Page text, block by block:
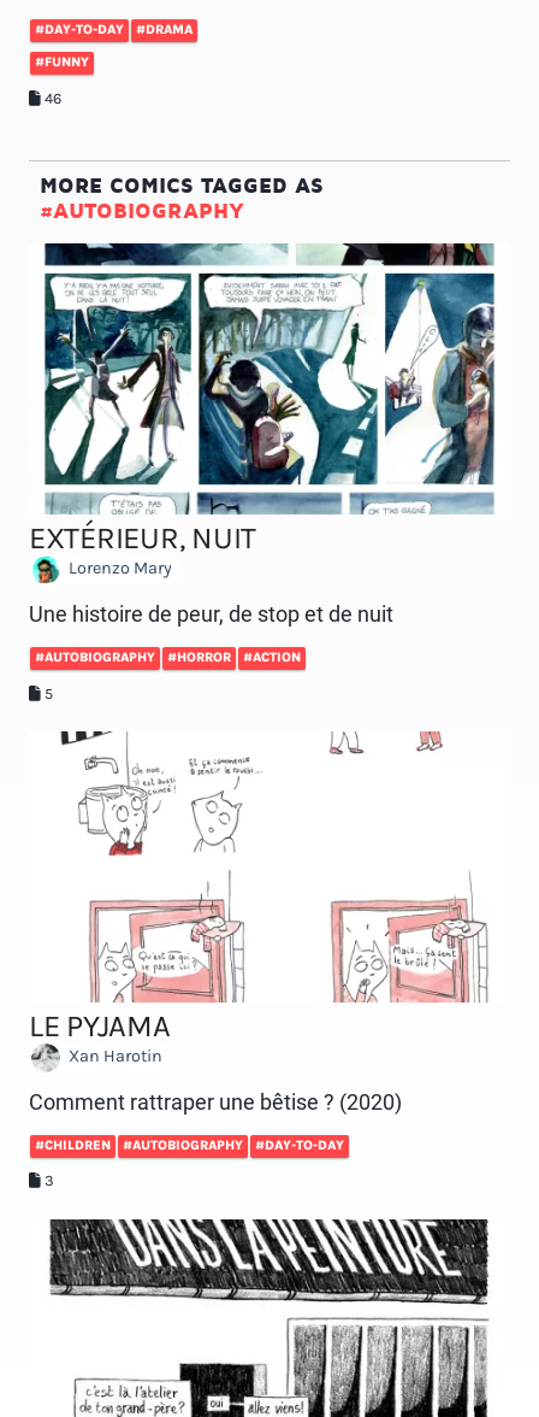
#DAY-TO-DAY #DRAMA
#FUNNY
46
MORE COMICS TAGGED AS
#AUTOBIOGRAPHY
EXTÉRIEUR, NUIT
Lorenzo Mary
Une histoire de peur, de stop et de nuit
#AUTOBIOGRAPHY #HORROR #ACTION
5
LE PYJAMA
Xan Harotin
Comment rattraper une bêtise ? (2020)
#CHILDREN #AUTOBIOGRAPHY #DAY-TO-DAY
3